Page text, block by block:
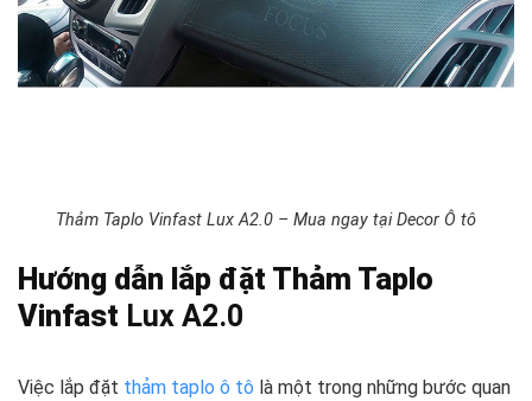
Thảm Taplo Vinfast Lux A2.0 – Mua ngay tại Decor Ô tô
Hướng dẫn lắp đặt Thảm Taplo
Vinfast Lux A2.0
Việc lắp đặt thảm taplo ô tô là một trong những bước quan